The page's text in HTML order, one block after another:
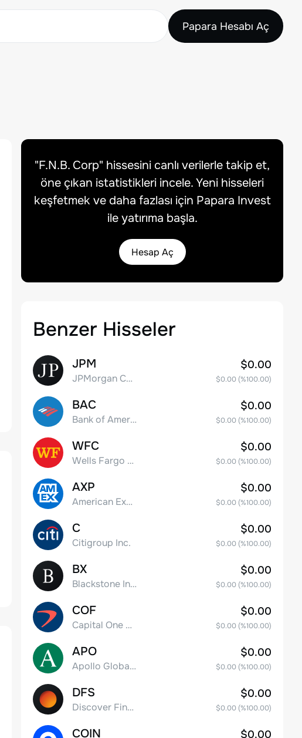
Papara Hesabı Aç
"F.N.B. Corp" hissesini canlı verilerle takip et,
öne çıkan istatistikleri incele. Yeni hisseleri
keşfetmek ve daha fazlası için Papara Invest
ile yatırıma başla.
Hesap Aç
Benzer Hisseler
JPM
JPMorgan Chase & Co.
$0.00
$0.00(%100.00)
BAC
Bank of America Corporation
$0.00
$0.00(%100.00)
WFC
Wells Fargo & Co.
$0.00
$0.00(%100.00)
AXP
American Express Company
$0.00
$0.00(%100.00)
C
Citigroup Inc.
$0.00
$0.00(%100.00)
BX
Blackstone Inc.
$0.00
$0.00(%100.00)
COF
Capital One Financial
$0.00
$0.00(%100.00)
APO
Apollo Global Management, Inc.
$0.00
$0.00(%100.00)
DFS
Discover Financial Services
$0.00
$0.00(%100.00)
COIN $0.00